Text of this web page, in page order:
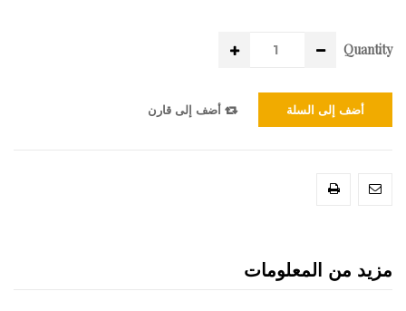
Quantity
أضف إلى السلة أضف إلى قارن
مزيد من المعلومات